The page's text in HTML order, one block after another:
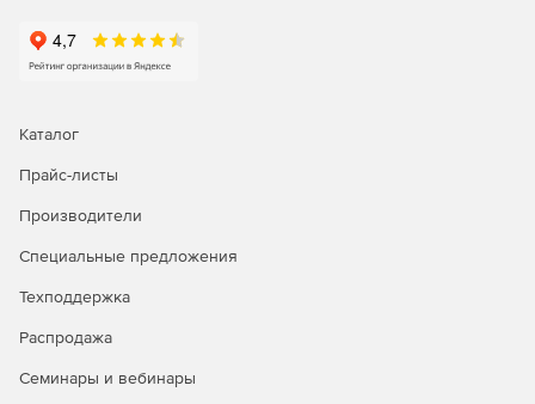
Пересчет сметы и акта из справочников.
Окно «Акт выполненных работ»
Задание общего процента выполнения по всей смете
Графическое отображение закрытия по каждой
Каталог
Прайс-листы
Производители
Специальные предложения
Техподдержка
Распродажа
Семинары и вебинары